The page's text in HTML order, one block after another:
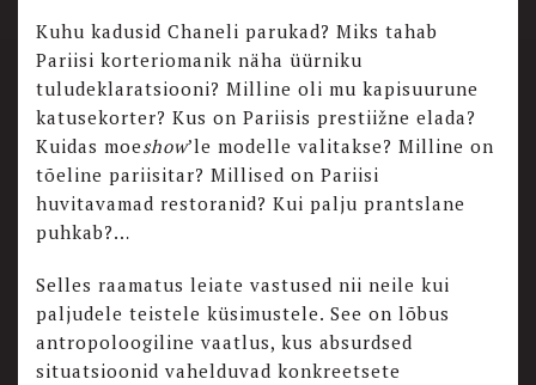
Kuhu kadusid Chaneli parukad? Miks tahab
Pariisi korteriomanik näha üürniku
tuludeklaratsiooni? Milline oli mu kapisuurune
katusekorter? Kus on Pariisis prestiižne elada?
Kuidas moeshow’le modelle valitakse? Milline on
tõeline pariisitar? Millised on Pariisi
huvitavamad restoranid? Kui palju prantslane
puhkab?…
Selles raamatus leiate vastused nii neile kui
paljudele teistele küsimustele. See on lõbus
antropoloogiline vaatlus, kus absurdsed
situatsioonid vahelduvad konkreetsete